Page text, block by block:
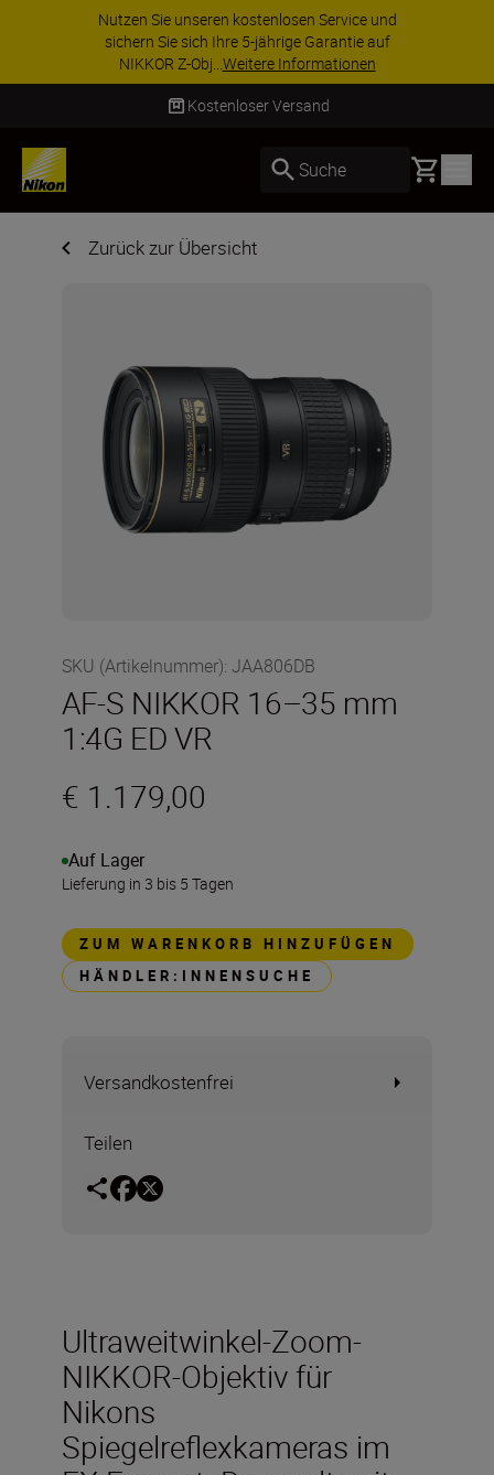
Nutzen Sie unseren kostenlosen Service und
sichern Sie sich Ihre 5-jährige Garantie auf
NIKKOR Z-Obj...Weitere Informationen
Kostenloser Versand
Suche Basket
Zurück zur Übersicht
SKU (Artikelnummer): JAA806DB
AF-S NIKKOR 16–35 mm
1:4G ED VR
€ 1.179,00
Auf Lager
Lieferung in 3 bis 5 Tagen
ZUM WARENKORB HINZUFÜGEN
HÄNDLER:INNENSUCHE
Versandkostenfrei
Teilen
Ultraweitwinkel-Zoom-
NIKKOR-Objektiv für
Nikons
Spiegelreflexkameras im